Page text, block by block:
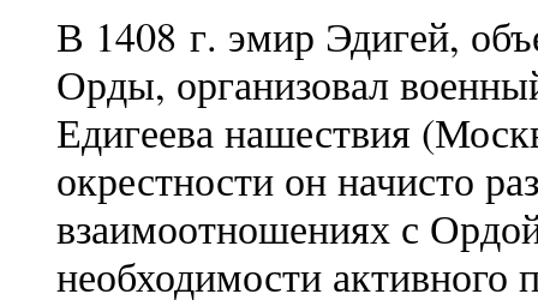
В 1408 г. эмир Эдигей,
Орды, организовал
Едигеева нашествия
окрестности он начисто
взаимоотношениях с
необходимости активного